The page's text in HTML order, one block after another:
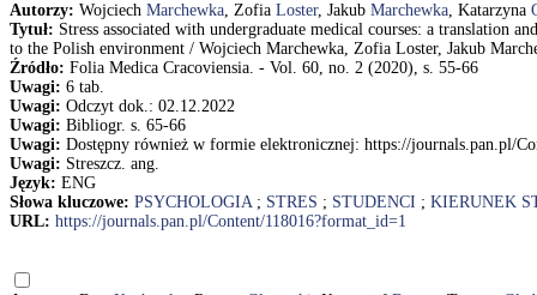
Autorzy: Wojciech Marchewka, Zofia Loster, Jakub Marchewka, Katarzyna
Tytuł: Stress associated with undergraduate medical courses: a translation
to the Polish environment / Wojciech Marchewka, Zofia Loster, Jakub
Źródło: Folia Medica Cracoviensia. - Vol. 60, no. 2 (2020), s. 55-66
Uwagi: 6 tab.
Uwagi: Odczyt dok.: 02.12.2022
Uwagi: Bibliogr. s. 65-66
Uwagi: Dostępny również w formie elektronicznej: https://journals.pan.pl/
Uwagi: Streszcz. ang.
Język: ENG
Słowa kluczowe: PSYCHOLOGIA; STRES ; STUDENCI ; KIERUNEK
URL: https://journals.pan.pl/Content/118016?format_id=1